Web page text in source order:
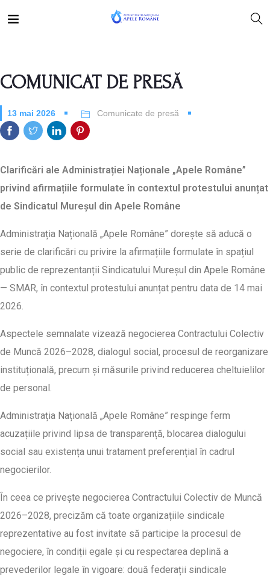
COMUNICAT DE PRESĂ
13 mai 2026 Comunicate de presă
Clarificări ale Administrației Naționale „Apele Române”
privind afirmațiile formulate în contextul protestului anunțat
de Sindicatul Mureșul din Apele Române
Administrația Națională „Apele Române” dorește să aducă o
serie de clarificări cu privire la afirmațiile formulate în spațiul
public de reprezentanții Sindicatului Mureșul din Apele Române
— SMAR, în contextul protestului anunțat pentru data de 14 mai
2026.
Aspectele semnalate vizează negocierea Contractului Colectiv
de Muncă 2026–2028, dialogul social, procesul de reorganizare
instituțională, precum și măsurile privind reducerea cheltuielilor
de personal.
Administrația Națională „Apele Române” respinge ferm
acuzațiile privind lipsa de transparență, blocarea dialogului
social sau existența unui tratament preferențial în cadrul
negocierilor.
În ceea ce privește negocierea Contractului Colectiv de Muncă
2026–2028, precizăm că toate organizațiile sindicale
reprezentative au fost invitate să participe la procesul de
negociere, în condiții egale și cu respectarea deplină a
prevederilor legale în vigoare: două federații sindicale